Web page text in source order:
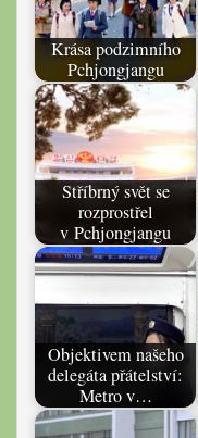
Krása podzimního
Pchjongjangu
Stříbrný svět se
rozprostřel
v Pchjongjangu
Objektivem našeho
delegáta přátelství:
Metro v…